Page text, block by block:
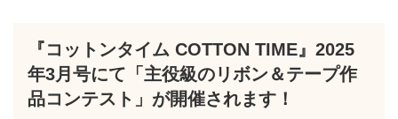
『コットンタイム COTTON TIME』2025
年3月号にて「主役級のリボン＆テープ作
品コンテスト」が開催されます！